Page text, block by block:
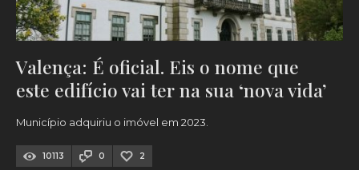
Valença: É oficial. Eis o nome que
este edifício vai ter na sua ‘nova vida’
Município adquiriu o imóvel em 2023.
10113 0 2